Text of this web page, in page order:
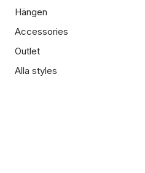
Hängen
Accessories
Outlet
Alla styles